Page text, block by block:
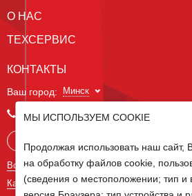
О НАС
ТЕХСЕРВИС
КОНТАКТЫ
Ваш город: Минск
+375 29 238 97 34
Все контакты
Карта сайта
МЫ ИСПОЛЬЗУЕМ COOKIE
Продолжая использовать наш сайт,
на обработку файлов cookie,
(сведения о местоположении; тип и